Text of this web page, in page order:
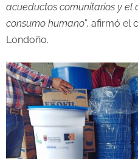
acueductos comunitarios y
consumo humano”, afirmó el
Londoño.